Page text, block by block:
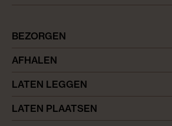
BEZORGEN
AFHALEN
LATEN LEGGEN
LATEN PLAATSEN